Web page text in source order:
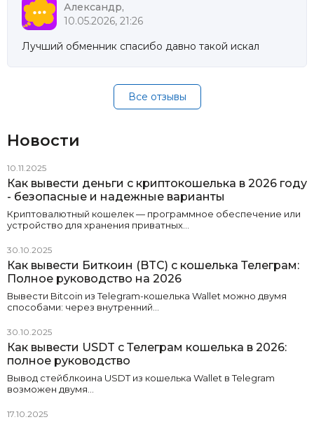
Александр,
10.05.2026, 21:26
Лучший обменник спасибо давно такой искал
Все отзывы
Новости
10.11.2025
Как вывести деньги с криптокошелька в 2026 году
- безопасные и надежные варианты
Криптовалютный кошелек — программное обеспечение или
устройство для хранения приватных…
30.10.2025
Как вывести Биткоин (BTC) с кошелька Телеграм:
Полное руководство на 2026
Вывести Bitcoin из Telegram-кошелька Wallet можно двумя
способами: через внутренний…
30.10.2025
Как вывести USDT с Телеграм кошелька в 2026:
полное руководство
Вывод стейблкоина USDT из кошелька Wallet в Telegram
возможен двумя…
17.10.2025